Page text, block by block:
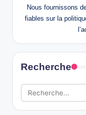
Nous fournissons
fiables sur la
Recherche